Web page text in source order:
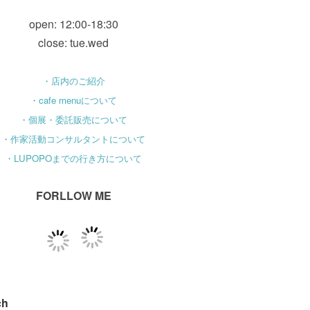
open: 12:00-18:30
close: tue.wed
・店内のご紹介
・cafe menuについて
・個展・委託販売について
・作家活動コンサルタントについて
・LUPOPOまでの行き方について
FORLLOW ME